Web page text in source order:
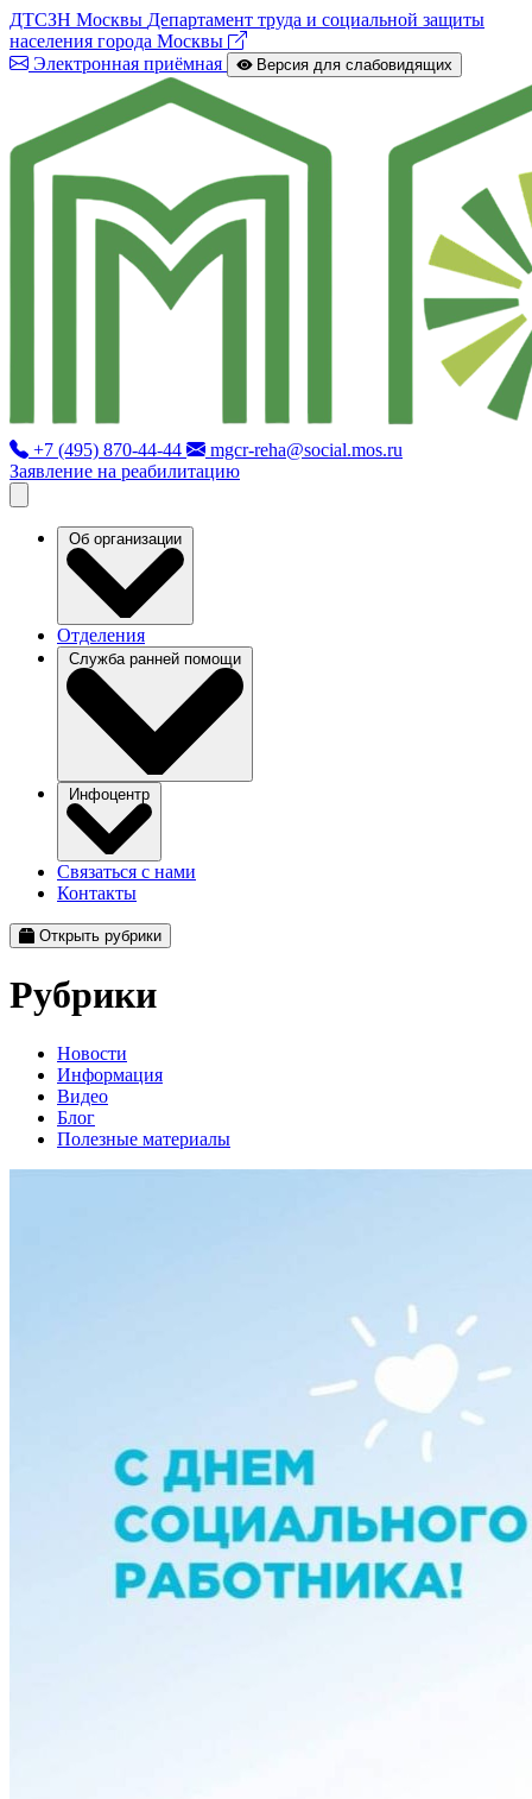
ДТСЗН Москвы Департамент труда и социальной защиты
населения города Москвы
Электронная приёмная
Версия для слабовидящих
+7 (495) 870-44-44
mgcr-reha@social.mos.ru
Заявление на реабилитацию
Об организации
Отделения
Служба ранней помощи
Инфоцентр
Связаться с нами
Контакты
Открыть рубрики
Рубрики
Новости
Информация
Видео
Блог
Полезные материалы